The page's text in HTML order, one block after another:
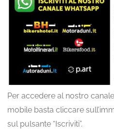
Per accedere al nostro
mobile basta cliccare
sul pulsante “Iscriviti”.